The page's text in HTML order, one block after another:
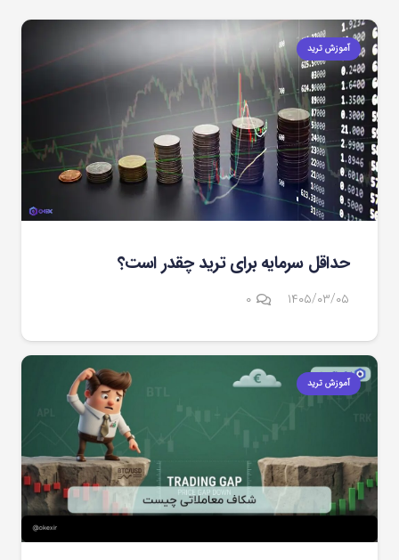
آموزش ترید
حداقل سرمایه برای ترید چقدر است؟
۱۴۰۵/۰۳/۰۵ ۰
آموزش ترید